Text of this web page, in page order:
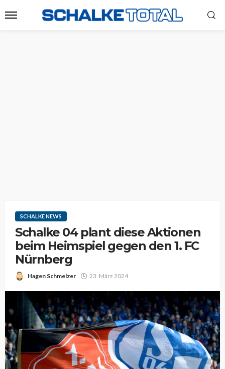
SCHALKE NEWS
Schalke 04 plant diese Aktionen
beim Heimspiel gegen den 1. FC
Nürnberg
Hagen Schmelzer 23. März 2024